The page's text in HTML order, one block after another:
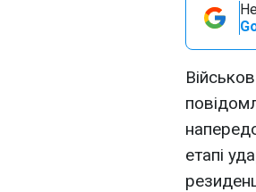
етапі